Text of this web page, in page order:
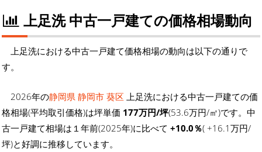
上足洗 中古一戸建ての価格相場動向
上足洗における中古一戸建て価格相場の動向は以下の通りで
す。
2026年の静岡県 静岡市 葵区 上足洗における中古一戸建ての価
格相場(平均取引価格)は坪単価 177万円/坪(53.6万円/㎡)です。中
古一戸建て相場は１年前(2025年)に比べて +10.0％( +16.1万円/
坪)と好調に推移しています。